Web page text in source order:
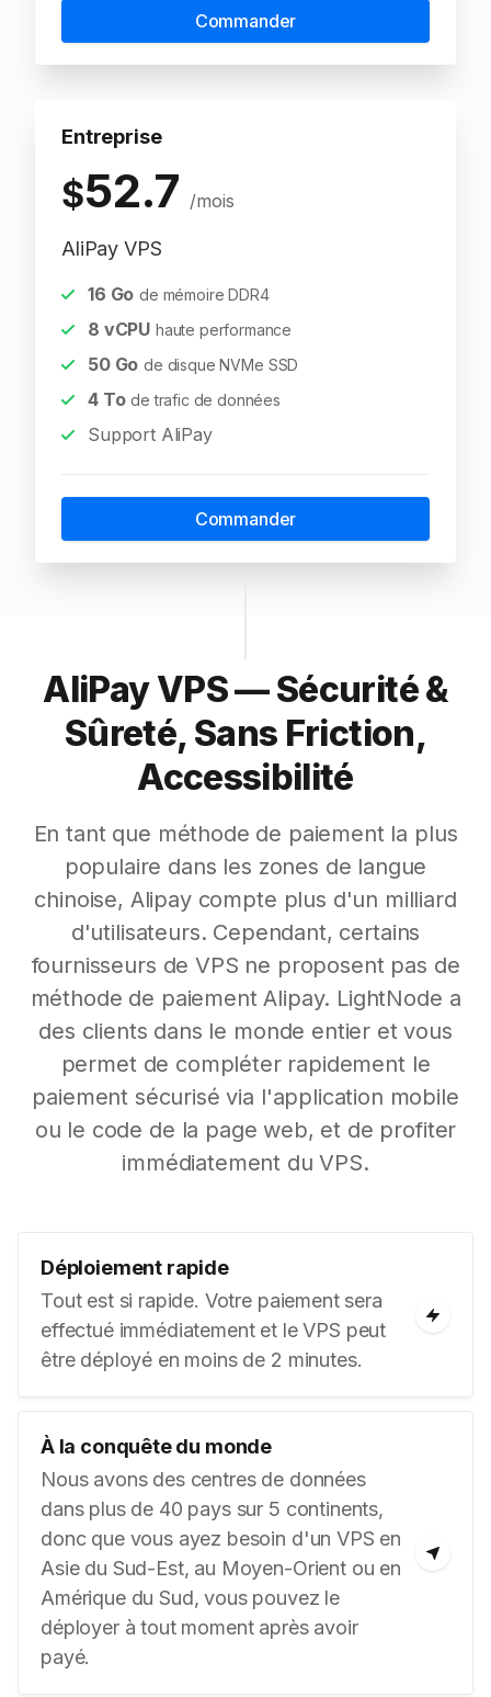
Commander
Entreprise
$52.7 /mois
AliPay VPS
16 Go de mémoire DDR4
8 vCPU haute performance
50Go de disque NVMe SSD
4To de trafic de données
Support AliPay
Commander
AliPay VPS — Sécurité &
Sûreté, Sans Friction,
Accessibilité
En tant que méthode de paiement la plus
populaire dans les zones de langue
chinoise, Alipay compte plus d'un milliard
d'utilisateurs. Cependant, certains
fournisseurs de VPS ne proposent pas de
méthode de paiement Alipay. LightNode a
des clients dans le monde entier et vous
permet de compléter rapidement le
paiement sécurisé via l'application mobile
ou le code de la page web, et de profiter
immédiatement du VPS.
Déploiement rapide
Tout est si rapide. Votre paiement sera
effectué immédiatement et le VPS peut
être déployé en moins de 2 minutes.
À la conquête du monde
Nous avons des centres de données
dans plus de 40 pays sur 5 continents,
donc que vous ayez besoin d'un VPS en
Asie du Sud-Est, au Moyen-Orient ou en
Amérique du Sud, vous pouvez le
déployer à tout moment après avoir
payé.